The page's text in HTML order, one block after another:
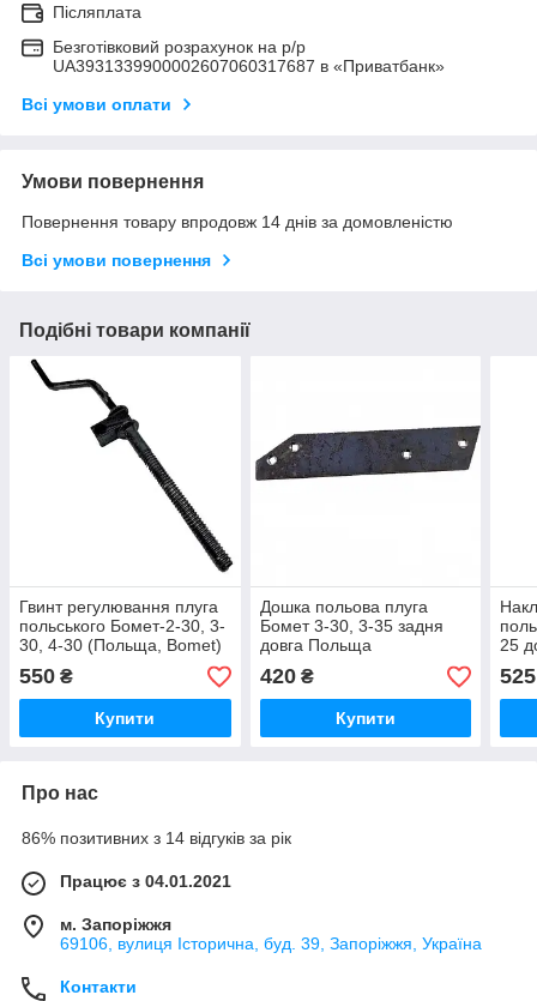
Післяплата
Безготівковий розрахунок на р/р
UA3931339900002607060317687 в «Приватбанк»
Всі умови оплати
Умови повернення
Повернення товару впродовж 14 днів за домовленістю
Всі умови повернення
Подібні товари компанії
Гвинт регулювання плуга
польського Бомет-2-30, 3-
30, 4-30 (Польща, Bomet)
550 ₴
Купити
Дошка польова плуга
Бомет 3-30, 3-35 задня
довга Польща
420₴
Купити
25
525
Про нас
86% позитивних з 14 відгуків за рік
Працює з 04.01.2021
м. Запоріжжя
69106, вулиця Історична, буд. 39, Запоріжжя, Україна
Контакти